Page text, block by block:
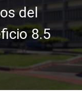
del
8.5